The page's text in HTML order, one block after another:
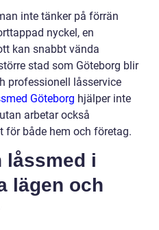
inte tänker på förrän
nyckel, en
kan snabbt vända
stad som Göteborg blir
professionell låsservice
Göteborg hjälper inte
arbetar också
för både hem och företag.
låssmed i
lägen och